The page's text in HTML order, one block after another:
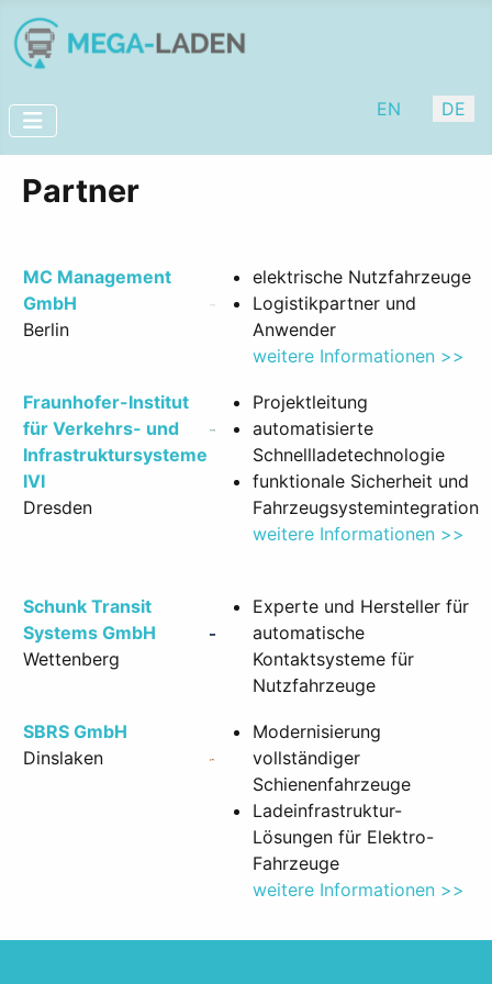
Sprache
EN DE
Partner
MC Management
GmbH
Berlin
elektrische Nutzfahrzeuge
Logistikpartner und
Anwender
weitere Informationen >>
Fraunhofer-Institut
für Verkehrs- und
Infrastruktursysteme
IVI
Dresden
Projektleitung
automatisierte
Schnellladetechnologie
funktionale Sicherheit und
Fahrzeugsystemintegration
weitere Informationen >>
Schunk Transit
Systems GmbH
Wettenberg
Experte und Hersteller für
automatische
Kontaktsysteme für
Nutzfahrzeuge
SBRS GmbH
Dinslaken
Modernisierung
vollständiger
Schienenfahrzeuge
Ladeinfrastruktur-
Lösungen für Elektro-
Fahrzeuge
weitere Informationen >>